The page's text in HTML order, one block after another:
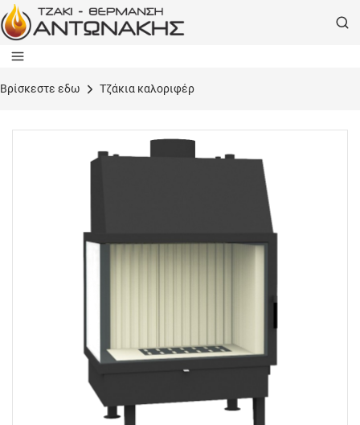
Bρίσκεστε εδω Τζάκια καλοριφέρ